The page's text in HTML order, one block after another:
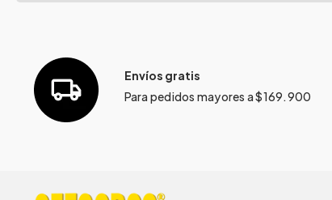
Envíos gratis
Para pedidos mayores a $169.900